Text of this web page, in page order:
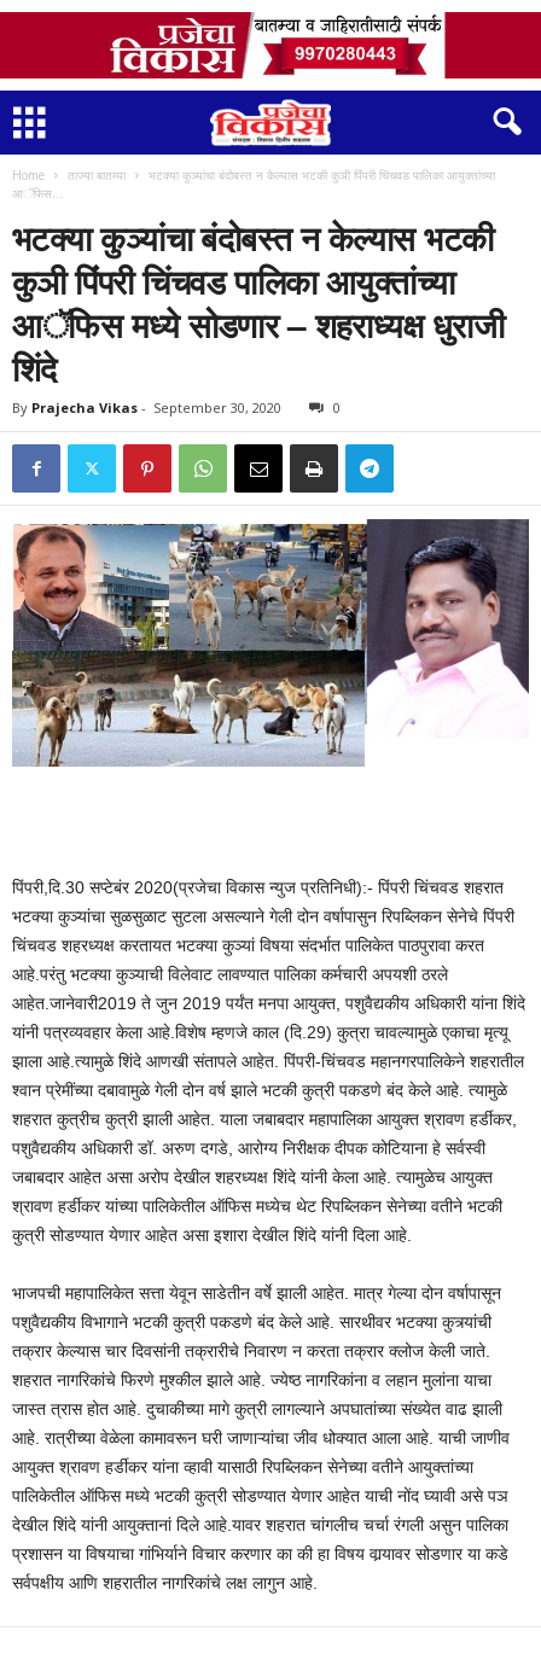
Home ताज्या बातम्या
भटक्या कुञ्यांचा बंदोबस्त न केल्यास भटकी कुञी पिंंपरी चिंचवड पालिका आयुक्तांच्या
आॅफिस...
भटक्या कुञ्यांचा बंदोबस्त न केल्यास भटकी
कुञी पिंंपरी चिंचवड पालिका आयुक्तांच्या
आॅफिस मध्ये सोडणार – शहराध्यक्ष धुराजी
शिंदे
By Prajecha Vikas - September 30, 2020 0
पिंपरी,दि.30 सप्टेबंर 2020(प्रजेचा विकास न्युज प्रतिनिधी):- पिंपरी चिंचवड शहरात
भटक्या कुञ्यांचा सुळसुळाट सुटला असल्याने गेली दोन वर्षापासुन रिपब्लिकन सेनेचे पिंपरी
चिंचवड शहरध्यक्ष करतायत भटक्या कुञ्यां विषया संदर्भात पालिकेत पाठपुरावा करत
आहे.परंतु भटक्या कुञ्याची विलेवाट लावण्यात पालिका कर्मचारी अपयशी ठरले
आहेत.जानेवारी2019 ते जुन 2019 पर्यंत मनपा आयुक्त, पशुवैद्यकीय अधिकारी यांना शिंदे
यांनी पत्रव्यवहार केला आहे.विशेष म्हणजे काल (दि.29) कुत्रा चावल्यामुळे एकाचा मृत्यू
झाला आहे.त्यामुळे शिंदे आणखी संतापले आहेत. पिंपरी-चिंचवड महानगरपालिकेने शहरातील
श्वान प्रेमींच्या दबावामुळे गेली दोन वर्ष झाले भटकी कुत्री पकडणे बंद केले आहे. त्यामुळे
शहरात कुत्रीच कुत्री झाली आहेत. याला जबाबदार महापालिका आयुक्त श्रावण हर्डीकर,
पशुवैद्यकीय अधिकारी डॉ. अरुण दगडे, आरोग्य निरीक्षक दीपक कोटियाना हे सर्वस्वी
जबाबदार आहेत असा अरोप देखील शहरध्यक्ष शिंदे यांनी केला आहे. त्यामुळेच आयुक्त
श्रावण हर्डीकर यांच्या पालिकेतील ऑफिस मध्येच थेट रिपब्लिकन सेनेच्या वतीने भटकी
कुत्री सोडण्यात येणार आहेत असा इशारा देखील शिंदे यांनी दिला आहे.
भाजपची महापालिकेत सत्ता येवून साडेतीन वर्षे झाली आहेत. मात्र गेल्या दोन वर्षापासून
पशुवैद्यकीय विभागाने भटकी कुत्री पकडणे बंद केले आहे. सारथीवर भटक्या कुत्र्यांची
तक्रार केल्यास चार दिवसांनी तक्रारीचे निवारण न करता तक्रार क्लोज केली जाते.
शहरात नागरिकांचे फिरणे मुश्कील झाले आहे. ज्येष्ठ नागरिकांना व लहान मुलांना याचा
जास्त त्रास होत आहे. दुचाकीच्या मागे कुत्री लागल्याने अपघातांच्या संख्येत वाढ झाली
आहे. रात्रीच्या वेळेला कामावरून घरी जाणाऱ्यांचा जीव धोक्यात आला आहे. याची जाणीव
आयुक्त श्रावण हर्डीकर यांना व्हावी यासाठी रिपब्लिकन सेनेच्या वतीने आयुक्तांच्या
पालिकेतील ऑफिस मध्ये भटकी कुत्री सोडण्यात येणार आहेत याची नोंद घ्यावी असे पञ
देखील शिंदे यांनी आयुक्तानां दिले आहे.यावर शहरात चांगलीच चर्चा रंगली असुन पालिका
प्रशासन या विषयाचा गांभिर्याने विचार करणार का की हा विषय वार्‍यावर सोडणार या कडे
सर्वपक्षीय आणि शहरातील नागरिकांचे लक्ष लागुन आहे.